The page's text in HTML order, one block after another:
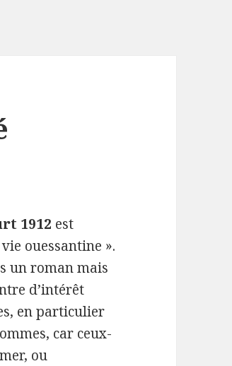
1912 est
ouessantine ».
un roman mais
d’intérêt
en particulier
car ceux-
ou